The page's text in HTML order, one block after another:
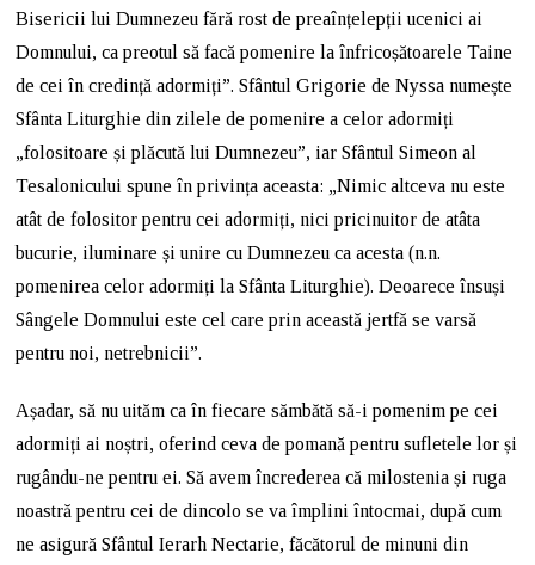
Bisericii lui Dumnezeu fără rost de preaînțelepții ucenici ai
Domnului, ca preotul să facă pomenire la înfricoșătoarele Taine
de cei în credință adormiți”. Sfântul Grigorie de Nyssa numește
Sfânta Liturghie din zilele de pomenire a celor adormiți
„folositoare și plăcută lui Dumnezeu”, iar Sfântul Simeon al
Tesalonicului spune în privința aceasta: „Nimic altceva nu este
atât de folositor pentru cei adormiți, nici pricinuitor de atâta
bucurie, iluminare și unire cu Dumnezeu ca acesta (n.n.
pomenirea celor adormiți la Sfânta Liturghie). Deoarece însuși
Sângele Domnului este cel care prin această jertfă se varsă
pentru noi, netrebnicii”.
Așadar, să nu uităm ca în fiecare sămbătă să-i pomenim pe cei
adormiți ai noștri, oferind ceva de pomană pentru sufletele lor și
rugându-ne pentru ei. Să avem încrederea că milostenia și ruga
noastră pentru cei de dincolo se va împlini întocmai, după cum
ne asigură Sfântul Ierarh Nectarie, făcătorul de minuni din